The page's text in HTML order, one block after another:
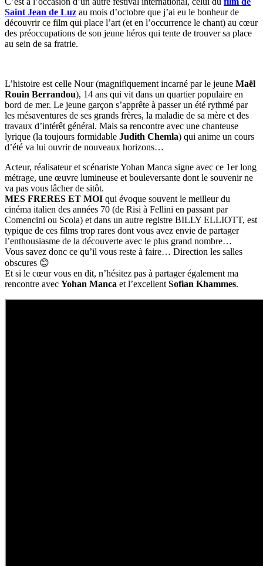
Saint Jean de Luz au mois d’octobre que j’ai eu le bonheur de
découvrir ce film qui place l’art (et en l’occurrence le chant) au cœur
des préoccupations de son jeune héros qui tente de trouver sa place
au sein de sa fratrie.
L’histoire est celle Nour (magnifiquement incarné par le jeune Maël
Rouin Berrandou), 14 ans qui vit dans un quartier populaire en
bord de mer. Le jeune garçon s’apprête à passer un été rythmé par
les mésaventures de ses grands frères, la maladie de sa mère et des
travaux d’intérêt général. Mais sa rencontre avec une chanteuse
lyrique (la toujours formidable Judith Chemla) qui anime un cours
d’été va lui ouvrir de nouveaux horizons…
Acteur, réalisateur et scénariste Yohan Manca signe avec ce 1er long
métrage, une œuvre lumineuse et bouleversante dont le souvenir ne
va pas vous lâcher de sitôt.
MES FRERES ET MOI qui évoque souvent le meilleur du
cinéma italien des années 70 (de Risi à Fellini en passant par
Comencini ou Scola) et dans un autre registre BILLY ELLIOTT, est
typique de ces films trop rares dont vous avez envie de partager
l’enthousiasme de la découverte avec le plus grand nombre…
Vous savez donc ce qu’il vous reste à faire… Direction les salles
obscures 😊
Et si le cœur vous en dit, n’hésitez pas à partager également ma
rencontre avec Yohan Manca et l’excellent Sofian Khammes.